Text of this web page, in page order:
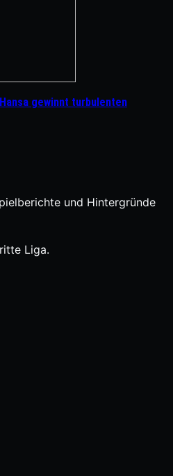
gewinnt turbulenten
und Hintergründe
Liga.